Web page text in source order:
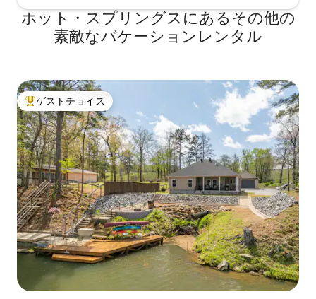
ホット・スプリングスにあるその他の
素敵なバケーションレンタル
大好評のゲストチョイスです。
ゲストチョイス